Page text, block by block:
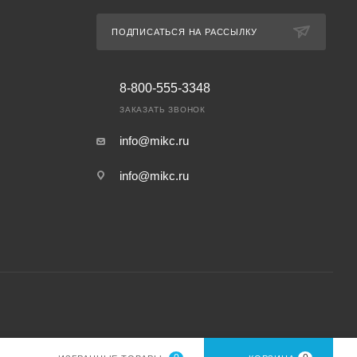
ПОДПИСАТЬСЯ НА РАССЫЛКУ
8-800-555-3348
ЗАКАЗАТЬ ЗВОНОК
info@mikc.ru
info@mikc.ru